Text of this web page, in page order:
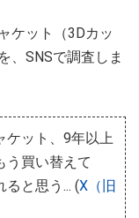
ケット（3Dカッ
、SNSで調査しま
ケット、9年以上
う買い替えて
と思う... (X（旧